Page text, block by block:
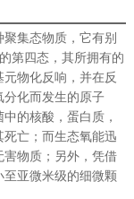
集态物质，它有别
第四态，其所拥有的
物化反响，并在反
分化而发生的原子
的核酸，蛋白质，
亡；而生态氧能迅
物质；另外，凭借
亚微米级的细微颗